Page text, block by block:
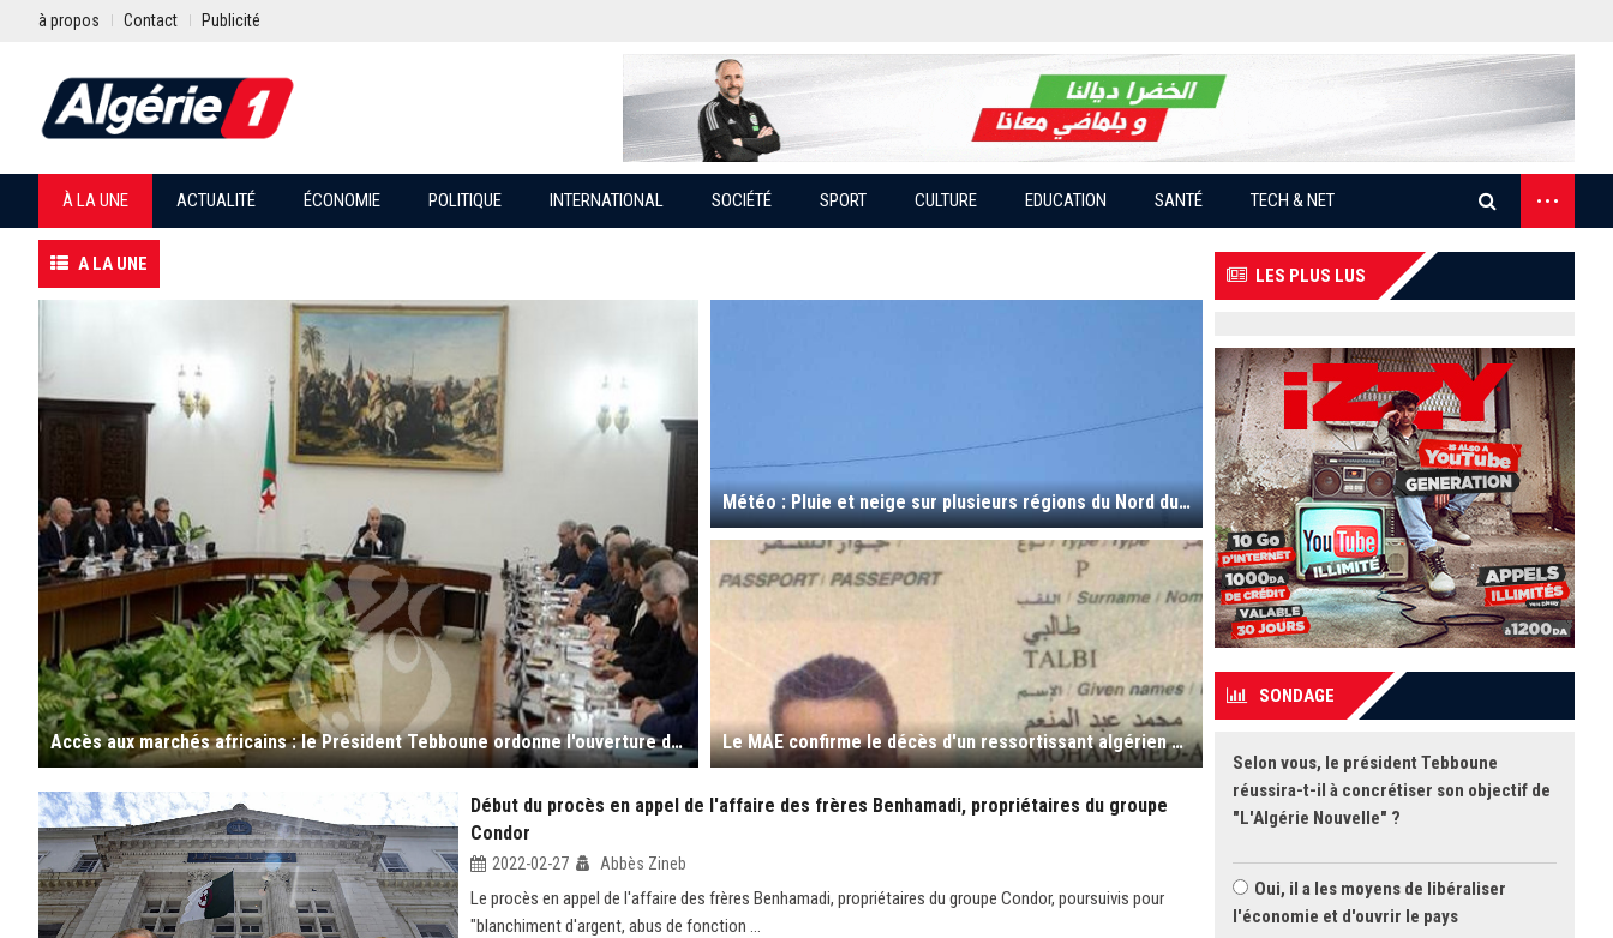
à propos Contact Publicité
À LA UNE ACTUALITÉ ÉCONOMIE POLITIQUE INTERNATIONAL SOCIÉTÉ SPORT CULTURE EDUCATION SANTÉ TECH & NET ...
A LA UNE
Accès aux marchés africains : le Président Tebboune ordonne l'ouverture d'une ligne maritime Alger-Dakar
Météo : Pluie et neige sur plusieurs régions du Nord du pays (Vidéo)
Le MAE confirme le décès d'un ressortissant algérien en Ukraine
Début du procès en appel de l'affaire des frères Benhamadi, propriétaires du groupe
Condor
2022-02-27 Abbès Zineb
Le procès en appel de l'affaire des frères Benhamadi, propriétaires du groupe Condor, poursuivis pour
"blanchiment d'argent, abus de fonction ...
LES PLUS LUS
SONDAGE
Selon vous, le président Tebboune
réussira-t-il à concrétiser son objectif de
"L'Algérie Nouvelle" ?
Oui, il a les moyens de libéraliser
l'économie et d'ouvrir le pays